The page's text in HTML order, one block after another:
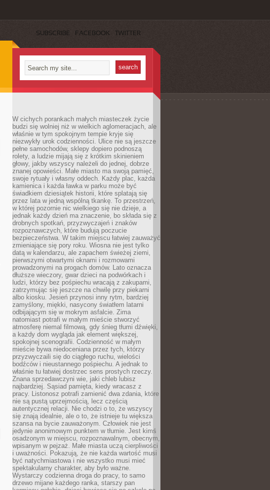
SUBSCRIBE FACEBOOK TWITTER
W cichych porankach małych miasteczek życie
budzi się wolniej niż w wielkich aglomeracjach, ale
właśnie w tym spokojnym tempie kryje się
niezwykły urok codzienności. Ulice nie są jeszcze
pełne samochodów, sklepy dopiero podnoszą
rolety, a ludzie mijają się z krótkim skinieniem
głowy, jakby wszyscy należeli do jednej, dobrze
znanej opowieści. Małe miasto ma swoją pamięć,
swoje rytuały i własny oddech. Każdy plac, każda
kamienica i każda ławka w parku może być
świadkiem dziesiątek historii, które splatają się
przez lata w jedną wspólną tkankę. To przestrzeń,
w której pozornie nic wielkiego się nie dzieje, a
jednak każdy dzień ma znaczenie, bo składa się z
drobnych spotkań, przyzwyczajeń i znaków
rozpoznawczych, które budują poczucie
bezpieczeństwa. W takim miejscu łatwiej zauważyć
zmieniające się pory roku. Wiosna nie jest tylko
datą w kalendarzu, ale zapachem świeżej ziemi,
pierwszymi otwartymi oknami i rozmowami
prowadzonymi na progach domów. Lato oznacza
dłuższe wieczory, gwar dzieci na podwórkach i
ludzi, którzy bez pośpiechu wracają z zakupami,
zatrzymując się jeszcze na chwilę przy piekarni
albo kiosku. Jesień przynosi inny rytm, bardziej
zamyślony, miękki, nasycony światłem latarni
odbijającym się w mokrym asfalcie. Zima
natomiast potrafi w małym mieście stworzyć
atmosferę niemal filmową, gdy śnieg tłumi dźwięki,
a każdy dom wygląda jak element większej,
spokojnej scenografii. Codzienność w małym
mieście bywa niedoceniana przez tych, którzy
przyzwyczaili się do ciągłego ruchu, wielości
bodźców i nieustannego pośpiechu. A jednak to
właśnie tu łatwiej dostrzec sens prostych rzeczy.
Znana sprzedawczyni wie, jaki chleb lubisz
najbardziej. Sąsiad pamięta, kiedy wracasz z
pracy. Listonosz potrafi zamienić dwa zdania, które
nie są pustą uprzejmością, lecz częścią
autentycznej relacji. Nie chodzi o to, że wszyscy
się znają idealnie, ale o to, że istnieje tu większa
szansa na bycie zauważonym. Człowiek nie jest
jedynie anonimowym punktem w tłumie. Jest kimś
osadzonym w miejscu, rozpoznawalnym, obecnym,
wpisanym w pejzaż. Małe miasta uczą cierpliwości
i uważności. Pokazują, że nie każda wartość musi
być natychmiastowa i nie wszystko musi mieć
spektakularny charakter, aby było ważne.
Wystarczy codzienna droga do pracy, to samo
drzewo mijane każdego ranka, starszy pan